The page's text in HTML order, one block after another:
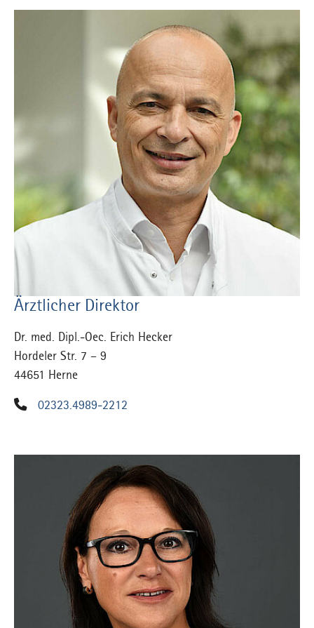
Ärztlicher Direktor
Dr. med. Dipl.-Oec. Erich Hecker
Hordeler Str. 7 – 9
44651 Herne
02323.4989-2212